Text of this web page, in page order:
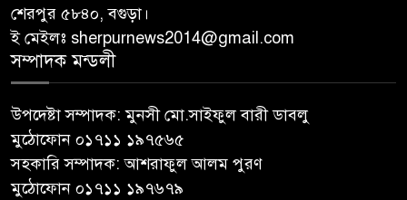
শেরপুর ৫৮৪০, বগুড়া।
ই মেইলঃ sherpurnews2014@gmail.com
সম্পাদক মন্ডলী
উপদেষ্টা সম্পাদক: মুনসী মো.সাইফুল বারী ডাবলু
মুঠোফোন ০১৭১১ ১৯৭৫৬৫
সহকারি সম্পাদক: আশরাফুল আলম পুরণ
মুঠোফোন ০১৭১১ ১৯৭৬৭৯